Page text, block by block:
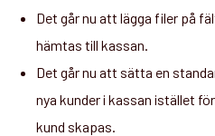
Det går nu att lägga filer på
hämtas till kassan.
Det går nu att sätta en
nya kunder i kassan istället
kund skapas.